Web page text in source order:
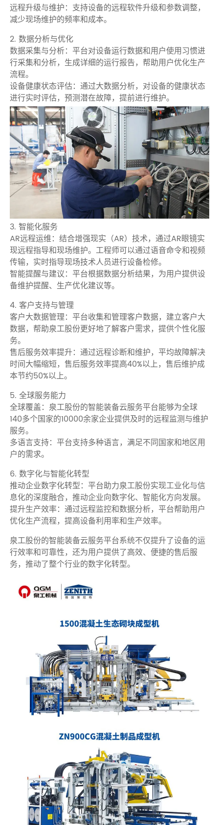
远程升级与维护：支持设备的远程软件升级和参数调整，
减少现场维护的频率和成本。
2. 数据分析与优化
数据采集与分析：平台对设备运行数据和用户使用习惯进
行采集和分析，生成详细的运行报告，帮助用户优化生产
流程。
设备健康状态评估：通过大数据分析，对设备的健康状态
进行实时评估，预测潜在故障，提前进行维护。
3. 智能化服务
AR远程运维：结合增强现实（AR）技术，通过AR眼镜实
现远程指导和现场维护。工程师可以通过语音命令和视频
传输，实时指导现场技术人员进行设备检修。
智能提醒与建议：平台根据数据分析结果，为用户提供设
备维护提醒、生产优化建议等。
4. 客户支持与管理
客户大数据管理：平台收集和管理客户数据，建立客户大
数据，帮助泉工股份更好地了解客户需求，提供个性化服
务。
售后服务效率提升：通过远程诊断和维护，平均故障解决
时间大幅缩短，售后服务效率提高40%以上，售后维护成
本节约50%以上。
5. 全球服务能力
全球覆盖：泉工股份的智能装备云服务平台能够为全球
140多个国家的10000余家企业提供及时的远程监测与维护
服务。
多语言支持：平台支持多种语言，满足不同国家和地区用
户的需求。
6. 数字化与智能化转型
推动企业数字化转型：平台助力泉工股份实现工业化与信
息化的深度融合，推动企业向数字化、智能化方向发展。
提升生产效率：通过远程监控和数据分析，平台帮助用户
优化生产流程，提高设备利用率和生产效率。
泉工股份的智能装备云服务平台系统不仅提升了设备的运
行效率和可靠性，还为用户提供了高效、便捷的售后服
务，推动了整个行业的数字化转型。